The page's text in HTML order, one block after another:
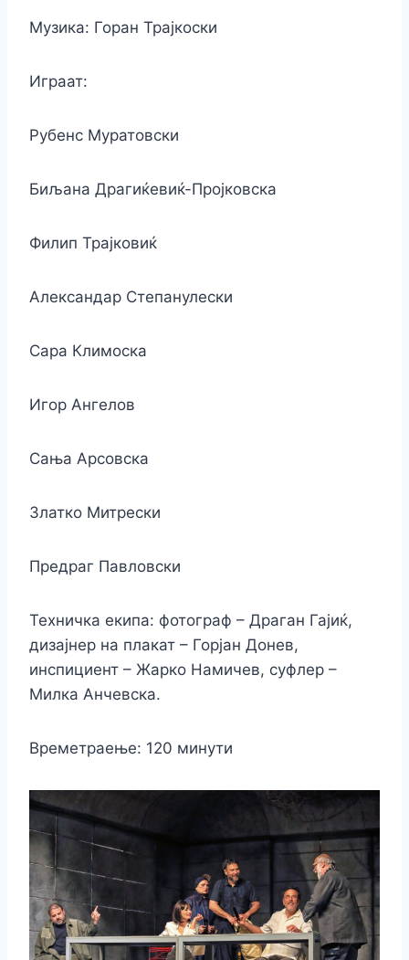
Музика: Горан Трајкоски
Играат:
Рубенс Муратовски
Биљана Драгиќевиќ-Пројковска
Филип Трајковиќ
Александар Степанулески
Сара Климоска
Игор Ангелов
Сања Арсовска
Златко Митрески
Предраг Павловски
Техничка екипа: фотограф – Драган Гајиќ,
дизајнер на плакат – Горјан Донев,
инспициент – Жарко Намичев, суфлер –
Милка Анчевска.
Времетраење: 120 минути